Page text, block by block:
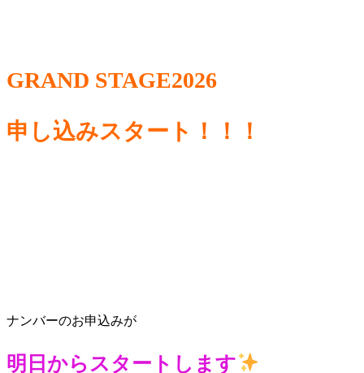
GRAND STAGE2026
申し込みスタート！！！
ナンバーのお申込みが
明日からスタートします